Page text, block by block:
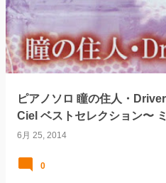
ピアノソロ 瞳の住人・
Ciel ベストセレクション〜
6月 25, 2014
0